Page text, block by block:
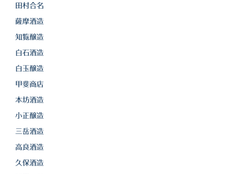
田村合名
薩摩酒造
知覧醸造
白石酒造
白玉醸造
甲斐商店
本坊酒造
小正醸造
三岳酒造
高良酒造
久保酒造